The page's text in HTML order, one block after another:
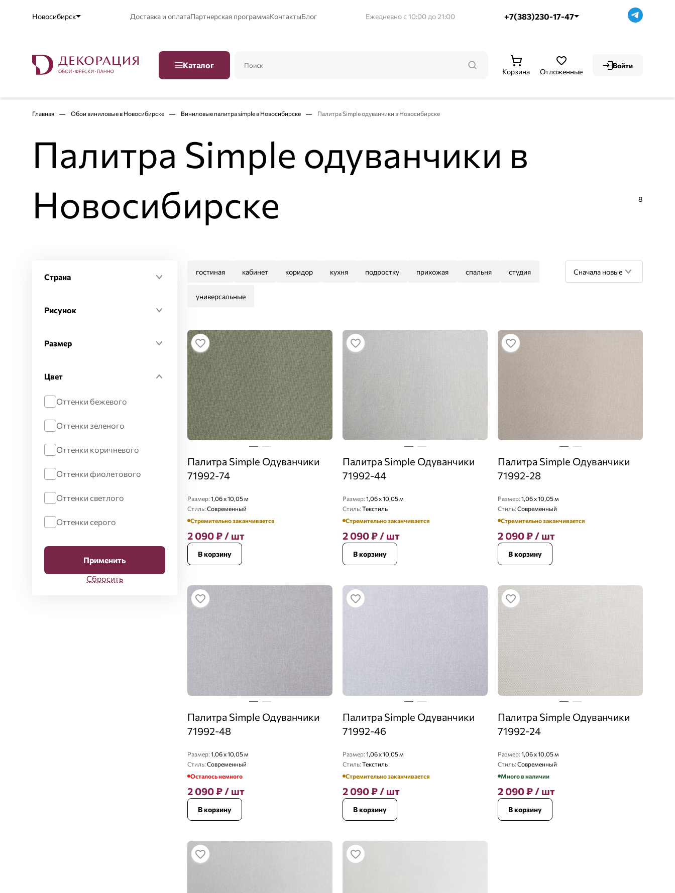
Новосибирск Доставка и оплатаПартнерская программаКонтактыБлог Ежедневно с 10:00 до 21:00 +7(383)230-17-47
Каталог
Отложенные
Корзина
Войти
Главная Обои виниловые в Новосибирске Виниловые палитра simple в Новосибирске Палитра Simple одуванчики в Новосибирске
Палитра Simple одуванчики в
Новосибирске
8
Страна
Рисунок
Размер
Цвет
Оттенки бежевого
Оттенки зеленого
Оттенки коричневого
Оттенки фиолетового
Оттенки светлого
Оттенки серого
Применить
Сбросить
Сначала новые
гостиная кабинет коридор кухня подростку прихожая спальня студия
универсальные
Палитра Simple Одуванчики
71992-74
Размер: 1,06 x 10,05 м
Стиль: Современный
Стремительно заканчивается
2 090₽/ шт
В корзину
Палитра Simple Одуванчики
71992-44
Размер: 1,06 x 10,05 м
Стиль: Текстиль
Стремительно заканчивается
2 090₽/ шт
В корзину
Палитра Simple Одуванчики
71992-28
Размер: 1,06 x 10,05 м
Стиль: Современный
Стремительно заканчивается
2 090₽/ шт
В корзину
Палитра Simple Одуванчики
71992-48
Размер: 1,06 x 10,05 м
Стиль: Современный
Осталось немного
2 090₽/ шт
В корзину
Палитра Simple Одуванчики
71992-46
Размер: 1,06 x 10,05 м
Стиль: Текстиль
Стремительно заканчивается
2 090₽/ шт
В корзину
Палитра Simple Одуванчики
71992-24
Размер: 1,06 x 10,05 м
Стиль: Современный
Много в наличии
2 090₽/ шт
В корзину